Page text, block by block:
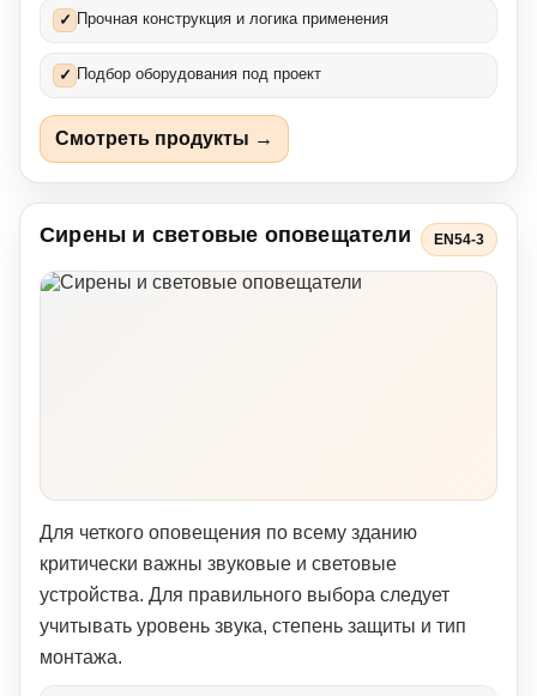
✓ Прочная конструкция и логика применения
✓ Подбор оборудования под проект
Смотреть продукты →
Сирены и световые оповещатели EN54-3
Для четкого оповещения по всему зданию
критически важны звуковые и световые
устройства. Для правильного выбора следует
учитывать уровень звука, степень защиты и тип
монтажа.